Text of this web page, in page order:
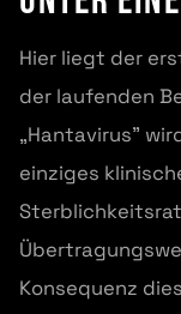
Hier liegt der
der laufenden
„Hantavirus”
einziges
Konsequenz